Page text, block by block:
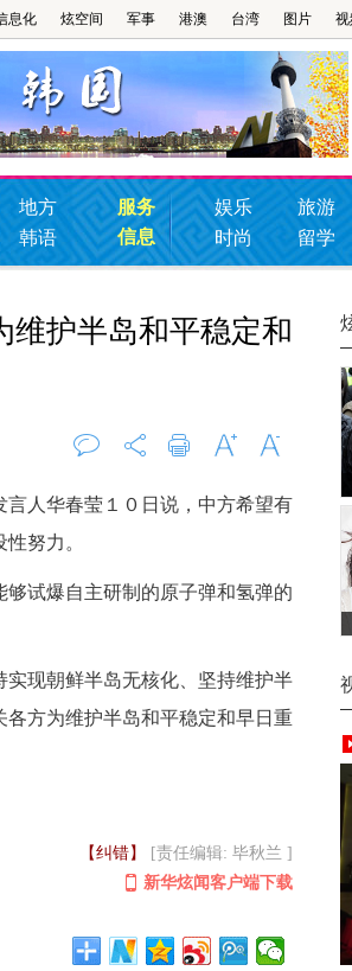
息化 炫空间 军事 港澳 台湾 图片
地方
韩语
服务
信息
娱乐
旅游
时尚
留学
维护半岛和平稳定和
评论 打印 字大 字小
人华春莹１０日说，中方希望有
努力。
试爆自主研制的原子弹和氢弹的
现朝鲜半岛无核化、坚持维护半
方为维护半岛和平稳定和早日重
【纠错】
[责任编辑: 毕秋兰 ]
新华炫闻客户端下载